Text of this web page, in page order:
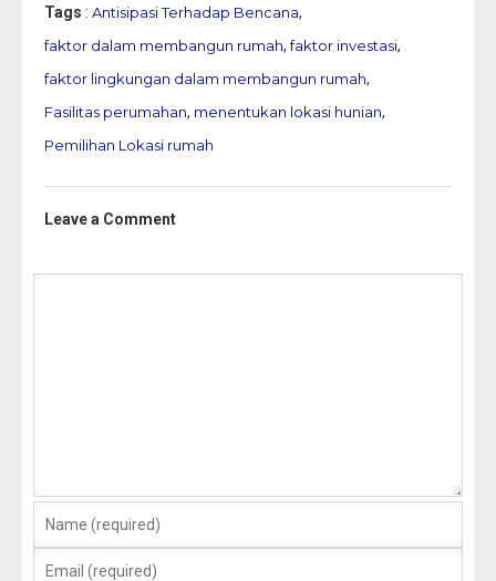
Tags : Antisipasi Terhadap Bencana,
faktor dalam membangun rumah,faktor investasi,
faktor lingkungan dalam membangun rumah,
Fasilitas perumahan, menentukan lokasi hunian,
Pemilihan Lokasi rumah
Leave a Comment